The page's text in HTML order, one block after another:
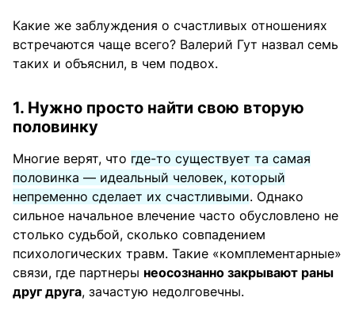
Какие же заблуждения о счастливых отношениях
встречаются чаще всего? Валерий Гут назвал семь
таких и объяснил, в чем подвох.
1. Нужно просто найти свою вторую
половинку
Многие верят, что где-то существует та самая
половинка — идеальный человек, который
непременно сделает их счастливыми. Однако
сильное начальное влечение часто обусловлено не
столько судьбой, сколько совпадением
психологических травм. Такие «комплементарные»
связи, где партнеры неосознанно закрывают раны
друг друга, зачастую недолговечны.